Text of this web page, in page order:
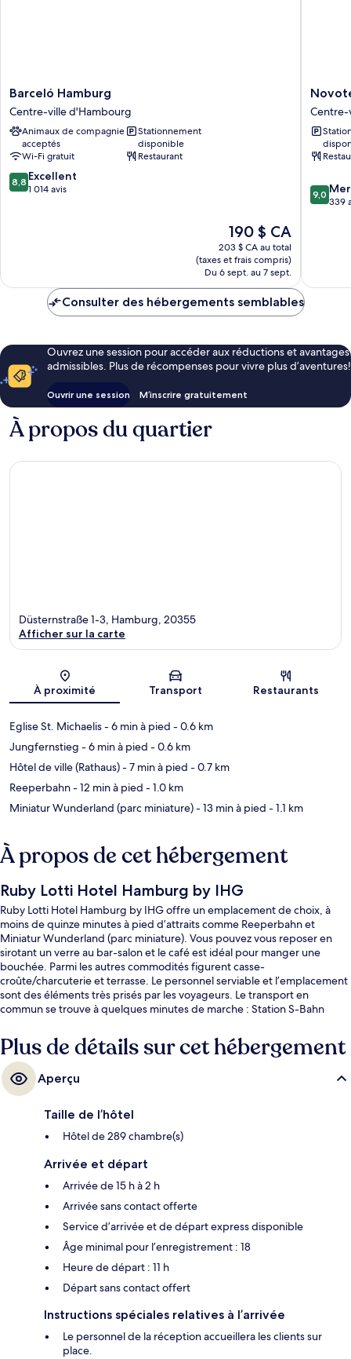
Barceló
Hamburg
Centre-
ville
d'Hambourg
Barceló Hamburg
Centre-ville d'Hambourg
Animaux de compagnie
acceptés
Stationnement
disponible
Wi-Fi gratuit
Restaurant
8.8
sur
8,8 Excellent
1 014 avis
Le
prix
est
de
190 $ CA
190 $ CA
203 $ CA au total
(taxes et frais compris)
Du 6 sept. au 7 sept.
Novotel
Central
Station
Centre-
ville
9.0
sur
9,0
339
Consulter des hébergements semblables
Ouvrez une session pour accéder aux réductions et avantages
admissibles. Plus de récompenses pour vivre plus d’aventures!
Ouvrir une session M’inscrire gratuitement
À propos du quartier
Carte
Düsternstraße 1-3, Hamburg, 20355
Afficher sur la carte
À proximité Transport Restaurants
Eglise St. Michaelis- 6 min à pied - 0.6 km
Jungfernstieg - 6 min à pied - 0.6 km
Hôtel de ville (Rathaus)- 7 min à pied - 0.7 km
Reeperbahn- 12 min à pied - 1.0 km
Miniatur Wunderland (parc miniature)- 13 min à pied - 1.1 km
À propos de cet hébergement
Ruby Lotti Hotel Hamburg by IHG
Ruby Lotti Hotel Hamburg by IHG offre un emplacement de choix, à
moins de quinze minutes à pied d’attraits comme Reeperbahn et
Miniatur Wunderland (parc miniature). Vous pouvez vous reposer en
sirotant un verre au bar-salon et le café est idéal pour manger une
bouchée. Parmi les autres commodités figurent casse-
croûte/charcuterie et terrasse. Le personnel serviable et l’emplacement
sont des éléments très prisés par les voyageurs. Le transport en
commun se trouve à quelques minutes de marche : Station S-Bahn
est à 5 minutes.
Plus de détails sur cet hébergement
Aperçu
Taille de l’hôtel
Hôtel de 289 chambre(s)
Arrivée et départ
Arrivée de 15 h à 2 h
Arrivée sans contact offerte
Service d’arrivée et de départ express disponible
Âge minimal pour l’enregistrement : 18
Heure de départ : 11 h
Départ sans contact offert
Instructions spéciales relatives à l’arrivée
Le personnel de la réception accueillera les clients sur
place.